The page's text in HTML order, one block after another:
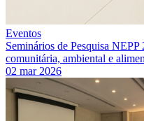
Eventos
Seminários de Pesquisa
comunitária, ambiental e
02 mar 2026